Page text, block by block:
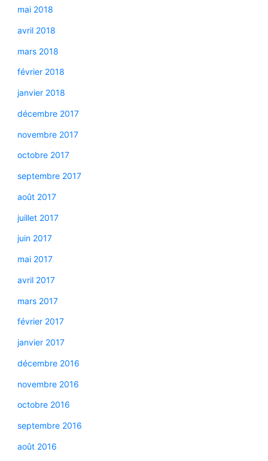
mai 2018
avril 2018
mars 2018
février 2018
janvier 2018
décembre 2017
novembre 2017
octobre 2017
septembre 2017
août 2017
juillet 2017
juin 2017
mai 2017
avril 2017
mars 2017
février 2017
janvier 2017
décembre 2016
novembre 2016
octobre 2016
septembre 2016
août 2016